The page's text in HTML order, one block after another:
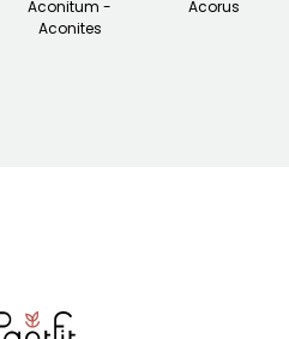
Aconitum -
Aconites
Acorus